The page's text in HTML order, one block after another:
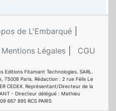
de L'Embarqué
Mentions Légales CGU
Editions Fitamant Technologies. SARL.
75008 Paris. Rédaction : 2 rue Félix Le
CEDEX. Représentant/Directeur de la
- Directeur délégué : Mathieu
667 895 RCS PARIS